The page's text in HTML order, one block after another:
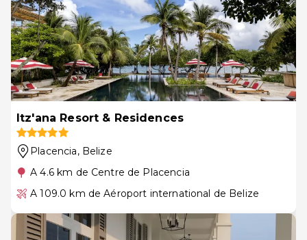
Itz'ana Resort & Residences
Placencia, Belize
A 4.6 km de Centre de Placencia
A 109.0 km de Aéroport international de Belize